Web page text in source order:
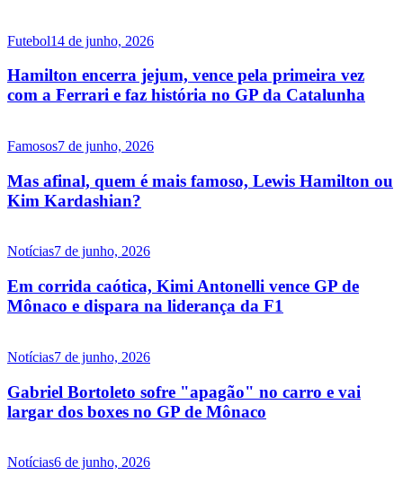
Futebol14 de junho, 2026
Hamilton encerra jejum, vence pela primeira vez
com a Ferrari e faz história no GP da Catalunha
Famosos7 de junho, 2026
Mas afinal, quem é mais famoso, Lewis Hamilton ou
Kim Kardashian?
Notícias7 de junho, 2026
Em corrida caótica, Kimi Antonelli vence GP de
Mônaco e dispara na liderança da F1
Notícias7 de junho, 2026
Gabriel Bortoleto sofre "apagão" no carro e vai
largar dos boxes no GP de Mônaco
Notícias6 de junho, 2026